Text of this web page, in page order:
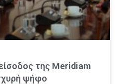
της Meridiam
ψήφο